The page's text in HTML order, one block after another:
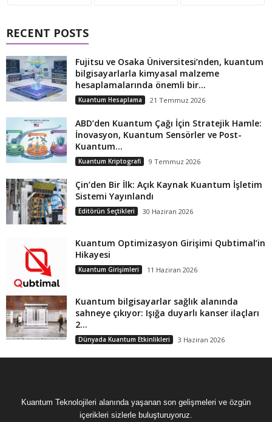
RECENT POSTS
Fujitsu ve Osaka Üniversitesi’nden, kuantum
bilgisayarlarla kimyasal malzeme
hesaplamalarında önemli bir...
Kuantum Hesaplama 21 Temmuz 2026
ABD’den Kuantum Çağı İçin Stratejik Hamle:
İnovasyon, Kuantum Sensörler ve Post-
Kuantum...
Kuantum Kriptografi 9 Temmuz 2026
Çin’den Bir İlk: Açık Kaynak Kuantum İşletim
Sistemi Yayınlandı
Editörün Seçtikleri 30 Haziran 2026
Kuantum Optimizasyon Girişimi Qubtimal’in
Hikayesi
Kuantum Girişimleri 11 Haziran 2026
Kuantum bilgisayarlar sağlık alanında
sahneye çıkıyor: Işığa duyarlı kanser ilaçları
2...
Dünyada Kuantum Etkinlikleri 3 Haziran 2026
Kuantum Teknolojileri alanında yaşanan son gelişmeleri ve özgün
içerikleri sizlerle buluşturuyoruz.